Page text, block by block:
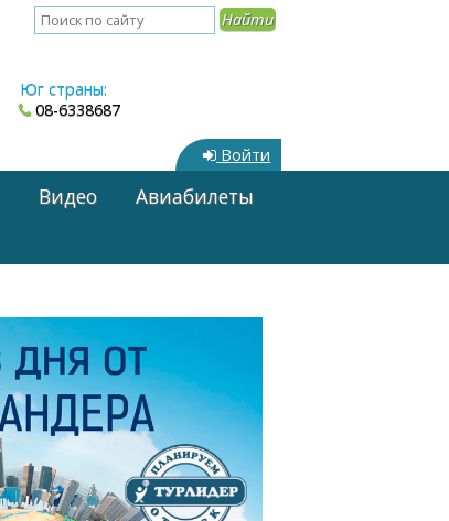
Юг страны:
08-6338687
Войти
Видео
Авиабилеты